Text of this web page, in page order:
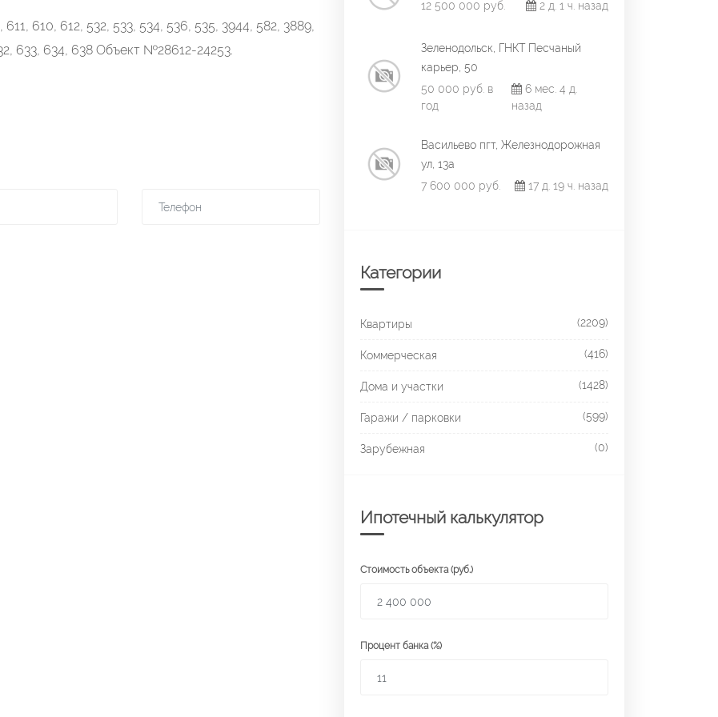
610, 612, 532, 533, 534, 536, 535, 3944, 582, 3889,
633, 634, 638 Объект №28612-24253.
12 500 000 руб. 2 д. 1 ч. назад
Зеленодольск, ГНКТ Песчаный
карьер, 50
50 000 руб. в
год
6 мес. 4 д.
назад
Васильево пгт, Железнодорожная
ул, 13а
7 600 000 руб.
17 д. 19 ч. назад
Категории
Квартиры (2209)
Коммерческая (416)
Дома и участки (1428)
Гаражи / парковки (599)
Зарубежная (0)
Ипотечный калькулятор
Стоимость объекта (руб.)
Процент банка (%)